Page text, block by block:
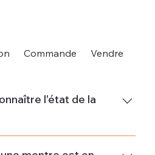
Commande Vendre
l'état de la
et ne présente aucun signe